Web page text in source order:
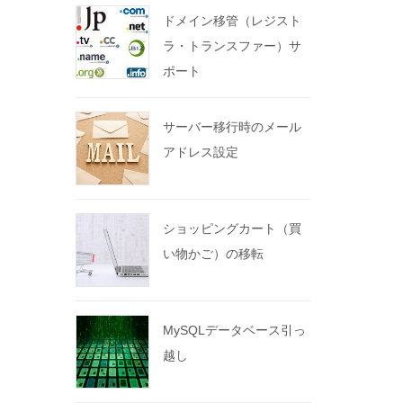
ドメイン移管（レジスト
ラ・トランスファー）サ
ポート
サーバー移行時のメール
アドレス設定
ショッピングカート（買
い物かご）の移転
MySQLデータベース引っ
越し